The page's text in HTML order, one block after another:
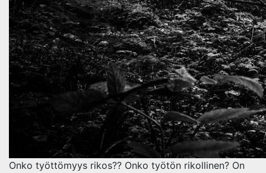
Onko työttömyys rikos?? Onko työtön rikollinen? On